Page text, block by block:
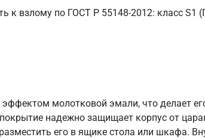
к взлому по ГОСТ Р 55148-2012: класс S1
эффектом молотковой эмали, что делает
надежно защищает корпус от
его в ящике стола или шкафа.